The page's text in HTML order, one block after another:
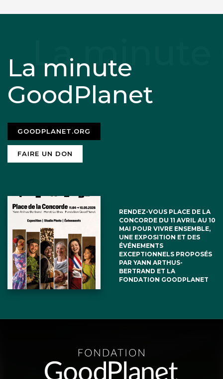
La minute
GoodPlanet
GOODPLANET.ORG
FAIRE UN DON
RENDEZ-VOUS PLACE DE LA
CONCORDE DU 11 AVRIL AU 10
MAI POUR VIVRE ENSEMBLE,
UNE EXPOSITION ET DES
ÉVÉNEMENTS
EXCEPTIONNELS PROPOSÉS
PAR YANN ARTHUS-
BERTRAND ET LA
FONDATION GOODPLANET